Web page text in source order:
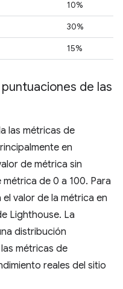
10%
30%
15%
de las
las métricas de
en
de métrica sin
de 0 a 100. Para
valor de la métrica en
Lighthouse. La
distribución
métricas de
reales del sitio